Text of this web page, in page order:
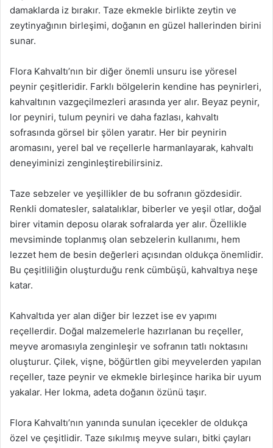
damaklarda iz bırakır. Taze ekmekle birlikte zeytin ve
zeytinyağının birleşimi, doğanın en güzel hallerinden birini
sunar.
Flora Kahvaltı’nın bir diğer önemli unsuru ise yöresel
peynir çeşitleridir. Farklı bölgelerin kendine has peynirleri,
kahvaltının vazgeçilmezleri arasında yer alır. Beyaz peynir,
lor peyniri, tulum peyniri ve daha fazlası, kahvaltı
sofrasında görsel bir şölen yaratır. Her bir peynirin
aromasını, yerel bal ve reçellerle harmanlayarak, kahvaltı
deneyiminizi zenginleştirebilirsiniz.
Taze sebzeler ve yeşillikler de bu sofranın gözdesidir.
Renkli domatesler, salatalıklar, biberler ve yeşil otlar, doğal
birer vitamin deposu olarak sofralarda yer alır. Özellikle
mevsiminde toplanmış olan sebzelerin kullanımı, hem
lezzet hem de besin değerleri açısından oldukça önemlidir.
Bu çeşitliliğin oluşturduğu renk cümbüşü, kahvaltıya neşe
katar.
Kahvaltıda yer alan diğer bir lezzet ise ev yapımı
reçellerdir. Doğal malzemelerle hazırlanan bu reçeller,
meyve aromasıyla zenginleşir ve sofranın tatlı noktasını
oluşturur. Çilek, vişne, böğürtlen gibi meyvelerden yapılan
reçeller, taze peynir ve ekmekle birleşince harika bir uyum
yakalar. Her lokma, adeta doğanın özünü taşır.
Flora Kahvaltı’nın yanında sunulan içecekler de oldukça
özel ve çeşitlidir. Taze sıkılmış meyve suları, bitki çayları